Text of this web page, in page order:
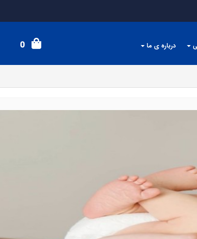
درباره ی ما 0